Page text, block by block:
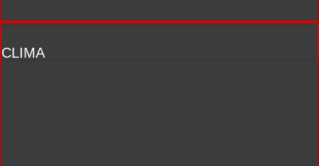
CLIMA